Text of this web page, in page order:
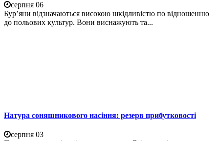
серпня 06
Бур’яни відзначаються високою шкідливістю по відношенню
до польових культур. Вони виснажують та...
Натура соняшникового насіння: резерв прибутковості
серпня 03